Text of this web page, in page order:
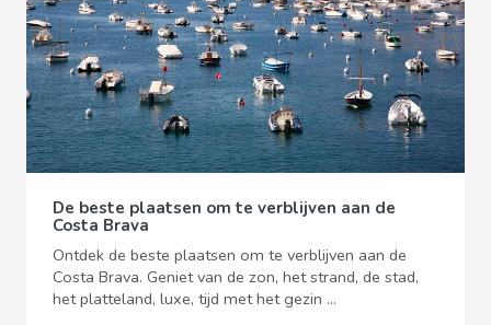
De beste plaatsen om te verblijven aan de
Costa Brava
Ontdek de beste plaatsen om te verblijven aan de
Costa Brava. Geniet van de zon, het strand, de stad,
het platteland, luxe, tijd met het gezin ...